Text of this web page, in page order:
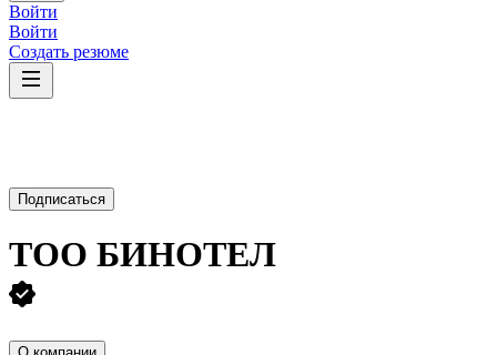
Войти
Войти
Создать резюме
Подписаться
ТОО БИНОТЕЛ